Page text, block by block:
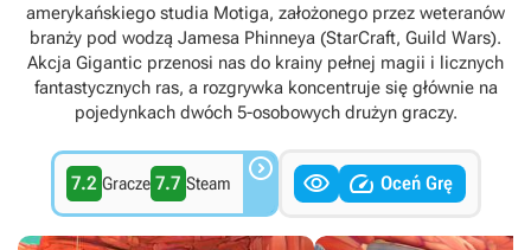
amerykańskiego studia Motiga, założonego przez weteranów
branży pod wodzą Jamesa Phinneya (StarCraft, Guild Wars).
Akcja Gigantic przenosi nas do krainy pełnej magii i licznych
fantastycznych ras, a rozgrywka koncentruje się głównie na
pojedynkach dwóch 5-osobowych drużyn graczy.
7.2 Gracze 7.7 Steam    Oceń Grę